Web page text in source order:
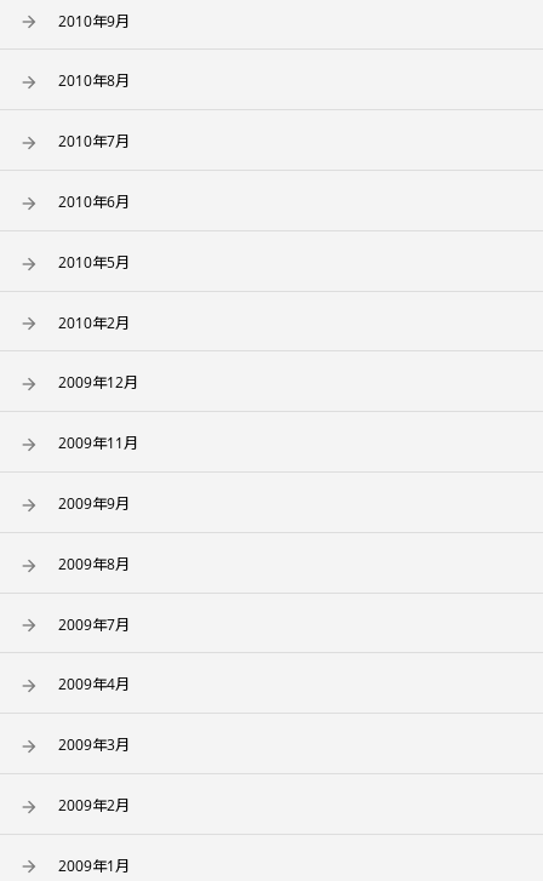
2010年9月
2010年8月
2010年7月
2010年6月
2010年5月
2010年2月
2009年12月
2009年11月
2009年9月
2009年8月
2009年7月
2009年4月
2009年3月
2009年2月
2009年1月